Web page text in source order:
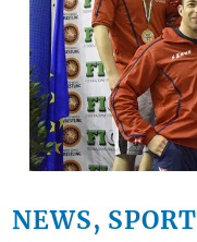
NEWS, SPORT